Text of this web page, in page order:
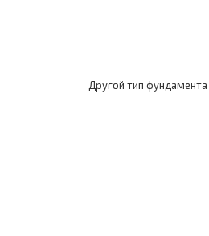
Другой тип фундамента